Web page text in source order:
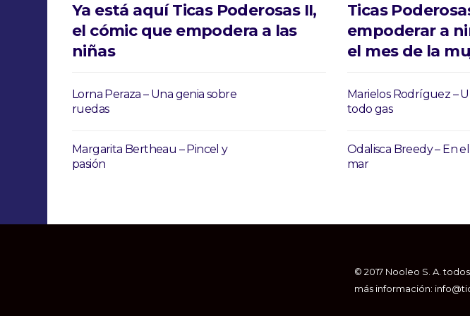
Ya está aquí Ticas Poderosas II,
el cómic que empodera a las
niñas
Lorna Peraza – Una genia sobre
ruedas
Margarita Bertheau – Pincel y
pasión
Ticas
empoderar a
el mes de la
Marielos Rodríguez –
todo gas
Odalisca Breedy – En
mar
© 2017 Nooleo S. A.
más información: